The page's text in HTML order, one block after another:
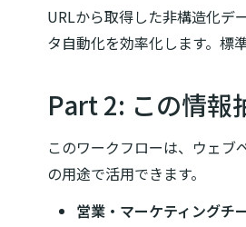
URLから取得した非構造化デ
タ自動化を効率化します。標
Part 2: この情報
このワークフローは、ウェブ
の用途で活用できます。
営業・マーケティングチ